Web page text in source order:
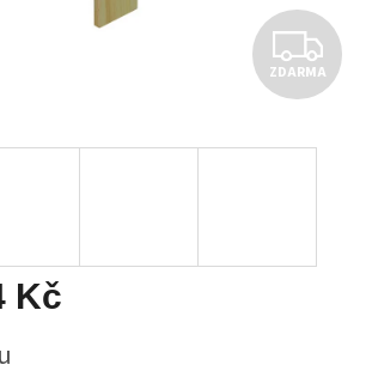
Z
D
ZDARMA
Kč